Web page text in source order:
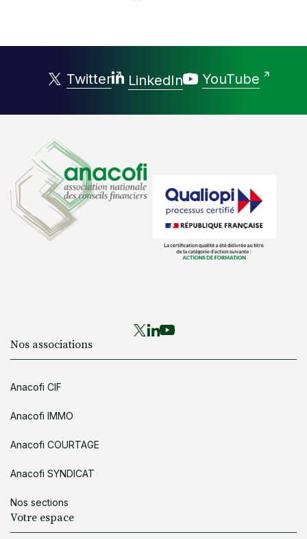
Twitter LinkedIn YouTube
Nos associations
Anacofi CIF
Anacofi IMMO
Anacofi COURTAGE
Anacofi SYNDICAT
Nos sections
Votre espace